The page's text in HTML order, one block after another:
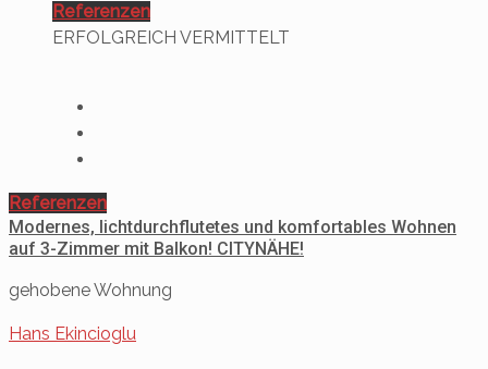
Referenzen
ERFOLGREICH VERMITTELT
Referenzen
Modernes, lichtdurchflutetes und komfortables Wohnen
auf 3-Zimmer mit Balkon! CITYNÄHE!
gehobene Wohnung
Hans Ekincioglu